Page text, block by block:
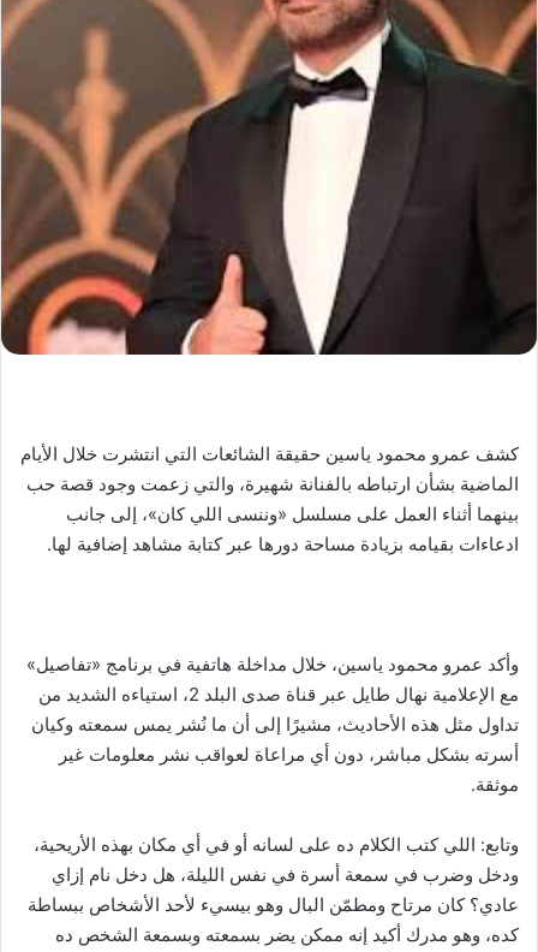
كشف عمرو محمود ياسين حقيقة الشائعات التي انتشرت خلال الأيام
الماضية بشأن ارتباطه بالفنانة شهيرة، والتي زعمت وجود قصة حب
بينهما أثناء العمل على مسلسل «وننسى اللي كان»، إلى جانب
ادعاءات بقيامه بزيادة مساحة دورها عبر كتابة مشاهد إضافية لها.
وأكد عمرو محمود ياسين، خلال مداخلة هاتفية في برنامج «تفاصيل»
مع الإعلامية نهال طايل عبر قناة صدى البلد 2، استياءه الشديد من
تداول مثل هذه الأحاديث، مشيرًا إلى أن ما نُشر يمس سمعته وكيان
أسرته بشكل مباشر، دون أي مراعاة لعواقب نشر معلومات غير
موثقة.
وتابع: اللي كتب الكلام ده على لسانه أو في أي مكان بهذه الأريحية،
ودخل وضرب في سمعة أسرة في نفس الليلة، هل دخل نام إزاي
عادي؟ كان مرتاح ومطمّن البال وهو بيسيء لأحد الأشخاص ببساطة
كده، وهو مدرك أكيد إنه ممكن يضر بسمعته وبسمعة الشخص ده